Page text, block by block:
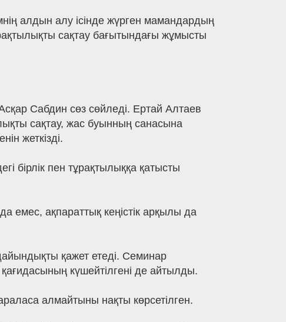
алдын алу ісінде жүрген мамандардың
сақтау бағытындағы жұмысты
Сабдин сөз сөйледі. Ертай Алтаев
сақтау, жас буынның санасына
жеткізді.
бірлік пен тұрақтылыққа қатысты
емес, ақпараттық кеңістік арқылы да
қажет етеді. Семинар
күшейтілгені де айтылды.
алмайтыны нақты көрсетілген.